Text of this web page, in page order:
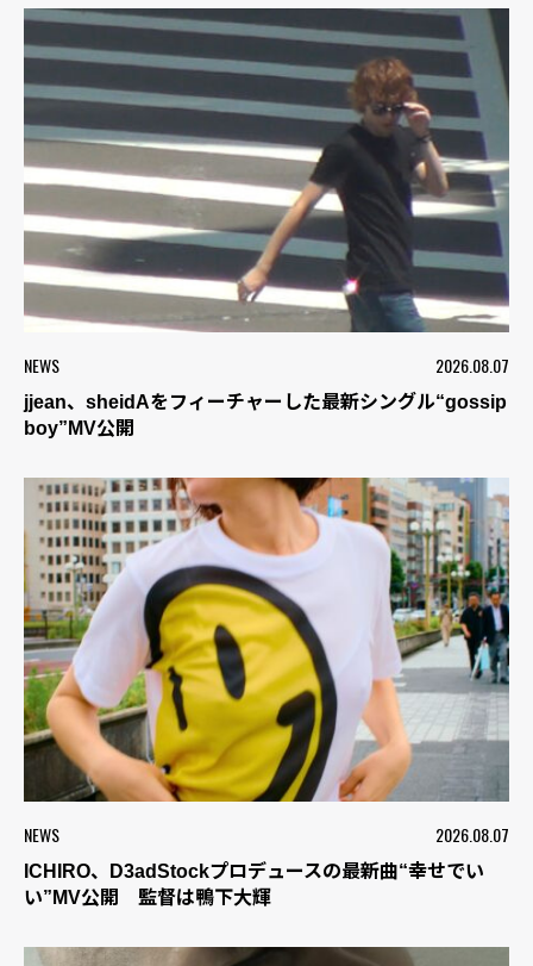
NEWS 2026.08.07
jjean、sheidAをフィーチャーした最新シングル“gossip
boy”MV公開
NEWS 2026.08.07
ICHIRO、D3adStockプロデュースの最新曲“幸せでい
い”MV公開 監督は鴨下大輝